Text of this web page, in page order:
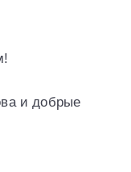
и добрые